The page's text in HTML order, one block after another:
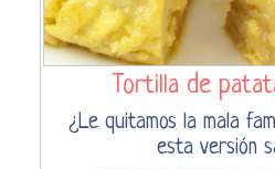
Tortilla de
¿Le quitamos la mala
esta versión